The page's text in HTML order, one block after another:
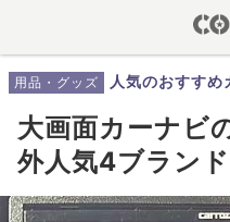
用品・グッズ 人気のおすすめ
大画面カーナビ
外人気4ブラン